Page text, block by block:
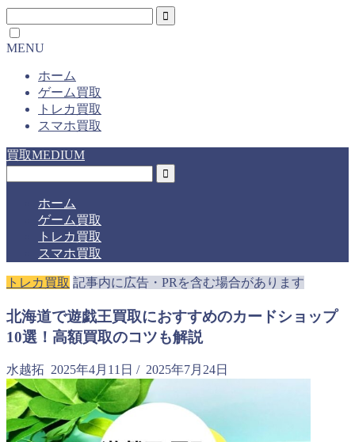
MENU
ホーム
ゲーム買取
トレカ買取
スマホ買取
買取MEDIUM
ホーム
ゲーム買取
トレカ買取
スマホ買取
トレカ買取 記事内に広告・PRを含む場合があります
北海道で遊戯王買取におすすめのカードショップ
10選！高額買取のコツも解説
水越拓 2025年4月11日 / 2025年7月24日